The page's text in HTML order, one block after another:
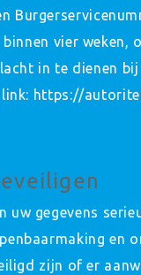
vier
in te dienen
link: https://
gegevens
en
zijn of er